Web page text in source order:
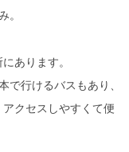
。
あります。
で行けるバスもあり、
クセスしやすくて便